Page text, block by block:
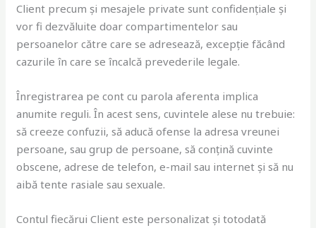
Client precum și mesajele private sunt confidențiale și
vor fi dezvăluite doar compartimentelor sau
persoanelor către care se adresează, excepție făcând
cazurile în care se încalcă prevederile legale.
Înregistrarea pe cont cu parola aferenta implica
anumite reguli. În acest sens, cuvintele alese nu trebuie:
să creeze confuzii, să aducă ofense la adresa vreunei
persoane, sau grup de persoane, să conțină cuvinte
obscene, adrese de telefon, e-mail sau internet și să nu
aibă tente rasiale sau sexuale.
Contul fiecărui Client este personalizat și totodată